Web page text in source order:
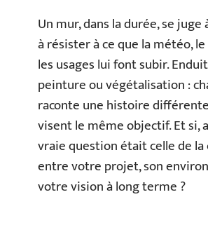
Un mur, dans la durée, se juge
à résister à ce que la météo,
les usages lui font subir.
peinture ou végétalisation :
raconte une histoire
visent le même objectif. Et si,
vraie question était celle de la
entre votre projet, son
votre vision à long terme ?